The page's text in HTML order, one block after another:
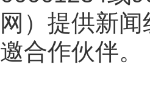
网 ）提供新
邀合作伙伴。